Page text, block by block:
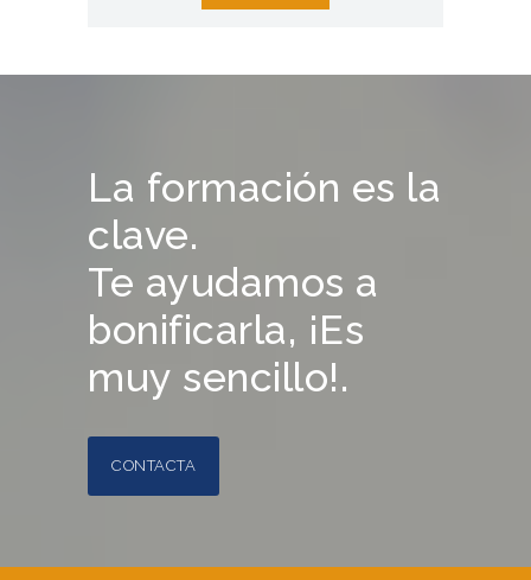
La formación es la
clave.
Te ayudamos a
bonificarla, ¡Es
muy sencillo!.
CONTACTA